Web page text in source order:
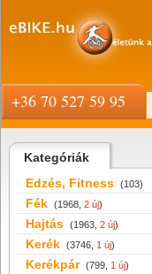
Kategóriák
Edzés, Fitness (103)
Fék (1968, 2 új)
Hajtás (1963, 2 új)
Kerék (3746, 1 új)
Kerékpár (799, 1 új)
+36 70 527 59 95